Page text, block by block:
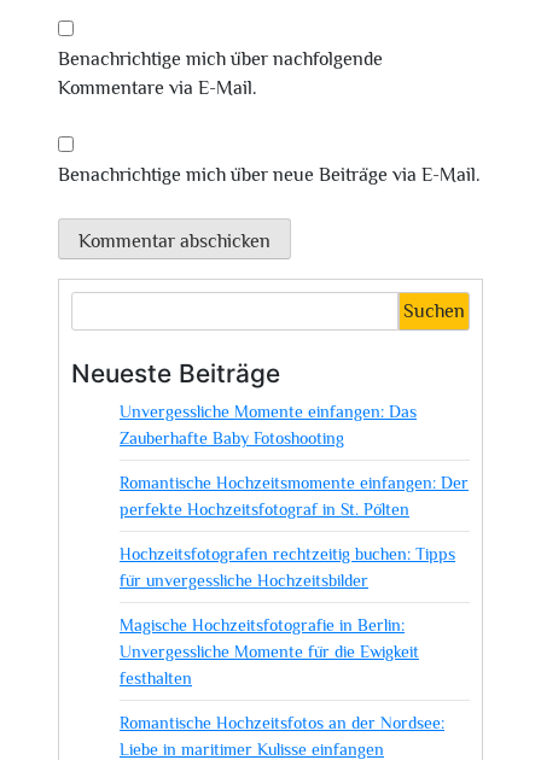
Benachrichtige mich über nachfolgende
Kommentare via E-Mail.
Benachrichtige mich über neue Beiträge via E-Mail.
Suchen
Neueste Beiträge
Unvergessliche Momente einfangen: Das
Zauberhafte Baby Fotoshooting
Romantische Hochzeitsmomente einfangen: Der
perfekte Hochzeitsfotograf in St. Pölten
Hochzeitsfotografen rechtzeitig buchen: Tipps
für unvergessliche Hochzeitsbilder
Magische Hochzeitsfotografie in Berlin:
Unvergessliche Momente für die Ewigkeit
festhalten
Romantische Hochzeitsfotos an der Nordsee:
Liebe in maritimer Kulisse einfangen